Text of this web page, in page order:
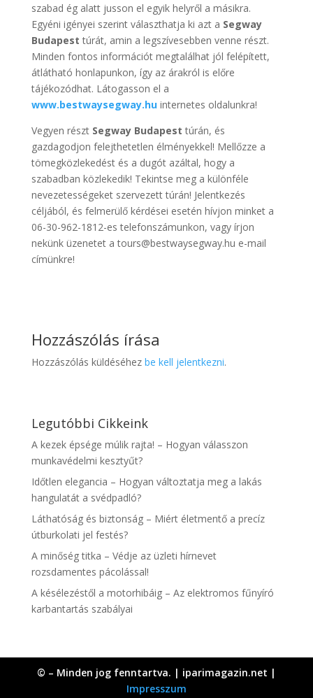
szabad ég alatt jusson el egyik helyről a másikra.
Egyéni igényei szerint választhatja ki azt a Segway
Budapest túrát, amin a legszívesebben venne részt.
Minden fontos információt megtalálhat jól felépített,
átlátható honlapunkon, így az árakról is előre
tájékozódhat. Látogasson el a
www.bestwaysegway.huinternetes oldalunkra!
Vegyen részt Segway Budapest túrán, és
gazdagodjon felejthetetlen élményekkel! Mellőzze a
tömegközlekedést és a dugót azáltal, hogy a
szabadban közlekedik! Tekintse meg a különféle
nevezetességeket szervezett túrán! Jelentkezés
céljából, és felmerülő kérdései esetén hívjon minket a
06-30-962-1812-es telefonszámunkon, vagy írjon
nekünk üzenetet a tours@bestwaysegway.hu e-mail
címünkre!
Hozzászólás írása
Hozzászólás küldéséhez be kell jelentkezni.
Legutóbbi Cikkeink
A kezek épsége múlik rajta! – Hogyan válasszon
munkavédelmi kesztyűt?
Időtlen elegancia – Hogyan változtatja meg a lakás
hangulatát a svédpadló?
Láthatóság és biztonság – Miért életmentő a precíz
útburkolati jel festés?
A minőség titka – Védje az üzleti hírnevet
rozsdamentes pácolással!
A késélezéstől a motorhibáig – Az elektromos fűnyíró
karbantartás szabályai
© – Minden jog fenntartva. | iparimagazin.net |
Impresszum